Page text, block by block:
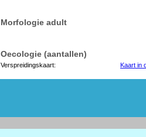
Morfologie adult
Oecologie (aantallen)
Verspreidingskaart: Kaart in